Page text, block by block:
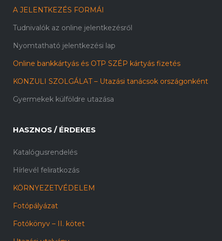
A JELENTKEZÉS FORMÁI
Tudnivalók az online jelentkezésről
Nyomtatható jelentkezési lap
Online bankkártyás és OTP SZÉP kártyás fizetés
KONZULI SZOLGÁLAT – Utazási tanácsok országonként
Gyermekek külföldre utazása
HASZNOS / ÉRDEKES
Katalógusrendelés
Hírlevél feliratkozás
KÖRNYEZETVÉDELEM
Fotópályázat
Fotókönyv – II. kötet